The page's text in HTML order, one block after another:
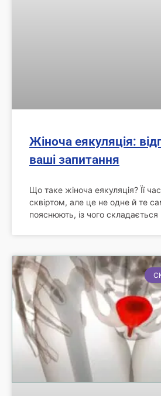
Жіноча еякуляція:
ваші запитання
Що таке жіноча еякуляція? Її
сквіртом, але це не одне й те
пояснюють, із чого складається